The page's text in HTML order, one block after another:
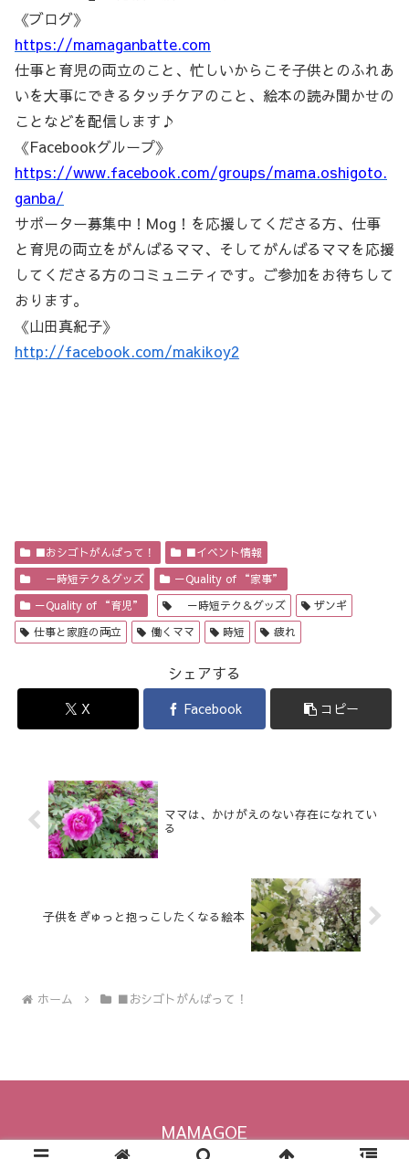
《ブログ》
https://mamaganbatte.com
仕事と育児の両立のこと、忙しいからこそ子供とのふれあ
いを大事にできるタッチケアのこと、絵本の読み聞かせの
ことなどを配信します♪
《Facebookグループ》
https://www.facebook.com/groups/mama.oshigoto.
ganba/
サポーター募集中！Mog！を応援してくださる方、仕事
と育児の両立をがんばるママ、そしてがんばるママを応援
してくださる方のコミュニティです。ご参加をお待ちして
おります。
《山田真紀子》
http://facebook.com/makikoy2
■おシゴトがんばって！
■イベント情報
－時短テク＆グッズ
－Quality of “家事”
－Quality of “育児”
－時短テク＆グッズ
ザンギ
仕事と家庭の両立
働くママ 時短 疲れ
シェアする
X Facebook コピー
ママは、かけがえのない存在になれてい
る
子供をぎゅっと抱っこしたくなる絵本
ホーム ■おシゴトがんばって！
MAMAGOE